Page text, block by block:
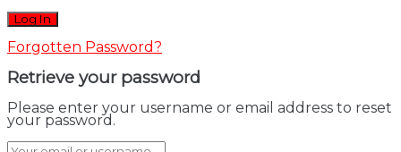
Forgotten Password?
Retrieve your password
Please enter your username or email address to reset
your password.